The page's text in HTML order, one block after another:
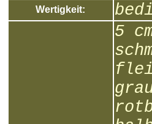
Wertigkeit:
5